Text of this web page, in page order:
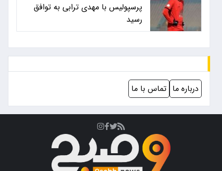
پرسپولیس با مهدی ترابی به توافق
رسید
درباره ما تماس با ما